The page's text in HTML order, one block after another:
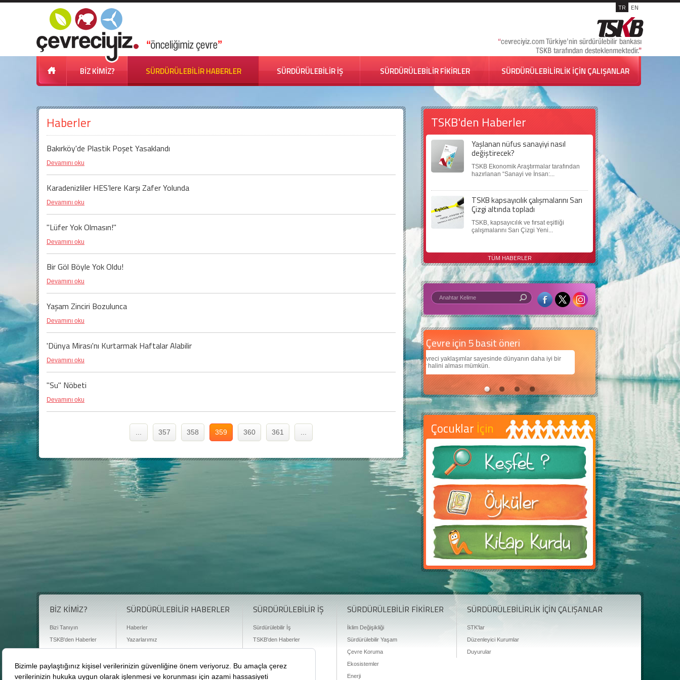
TR EN
BİZ KİMİZ? SÜRDÜRÜLEBİLİR HABERLER SÜRDÜRÜLEBİLİR İŞ SÜRDÜRÜLEBİLİR FİKİRLER SÜRDÜRÜLEBİLİRLİK İÇİN ÇALIŞANLAR
Haberler
Bakırköy'de Plastik Poşet Yasaklandı
Devamını oku
Karadenizliler HES’lere Karşı Zafer Yolunda
Devamını oku
"Lüfer Yok Olmasın!"
Devamını oku
Bir Göl Böyle Yok Oldu!
Devamını oku
Yaşam Zinciri Bozulunca
Devamını oku
'Dünya Mirası'nı Kurtarmak Haftalar Alabilir
Devamını oku
"Su" Nöbeti
Devamını oku
357 358 359 360 361
TSKB'den Haberler
Yaşlanan nüfus sanayiyi nasıl
değiştirecek?
TSKB Ekonomik Araştırmalar tarafından
hazırlanan “Sanayi ve İnsan:...
TSKB kapsayıcılık çalışmalarını Sarı
Çizgi altında topladı
TSKB, kapsayıcılık ve fırsat eşitliği
çalışmalarını Sarı Çizgi Yeni...
TÜM HABERLER
Çevre için 5 basit öneri
sayesinde dünyanın daha iyi bir
Daha iyi bir dünya için yapay zekâ
Çocuklarımıza daha güzel bir dünya bırakabilmek için
teknolojiden nasıl yararlanırız?
Çocuklar İçin
BİZ KİMİZ?
Bizi Tanıyın
TSKB'den Haberler
Basın Odası
Bize Ulaşın
SÜRDÜRÜLEBİLİR HABERLER
Haberler
Yazarlarımız
Sürdürülebilirlik Kütüphanesi
Karbon Sayacı
SÜRDÜRÜLEBİLİR İŞ
Sürdürülebilir İş
TSKB'den Haberler
SÜRDÜRÜLEBİLİR FİKİRLER
İklim Değişikliği
Sürdürülebilir Yaşam
Çevre Koruma
Ekosistemler
Enerji
SÜRDÜRÜLEBİLİRLİK İÇİN ÇALIŞANLAR
STK'lar
Düzenleyici Kurumlar
Duyurular